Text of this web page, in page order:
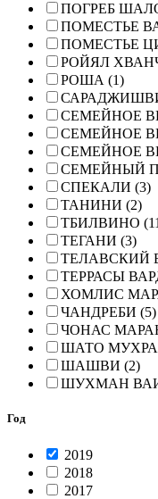
ПОГРЕБ
ПОМЕСТЬЕ
ПОМЕСТЬЕ
РОЙЯЛ
РОША (1)
СЕМЕЙНОЕ
СЕМЕЙНОЕ
СЕМЕЙНОЕ
СЕМЕЙНЫЙ
СПЕКАЛИ (3)
ТАНИНИ (2)
ТБИЛВИНО
ТЕГАНИ (3)
ТЕЛАВСКИЙ
ТЕРРАСЫ
ХОМЛИС
ЧАНДРЕБИ (5)
ЧОНАС
ШАТО
ШАШВИ (2)
ШУХМАН
Год
2019
2018
2017